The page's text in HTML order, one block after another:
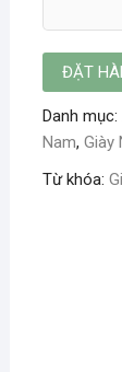
Danh mục:
Nam, Giày
Từ khóa: